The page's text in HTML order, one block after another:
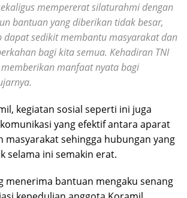
mempererat silaturahmi dengan
bantuan yang diberikan tidak besar,
dapat sedikit membantu masyarakat dan
bagi kita semua. Kehadiran TNI
manfaat nyata bagi
kegiatan sosial seperti ini juga
yang efektif antara aparat
sehingga hubungan yang
selama ini semakin erat.
menerima bantuan mengaku senang